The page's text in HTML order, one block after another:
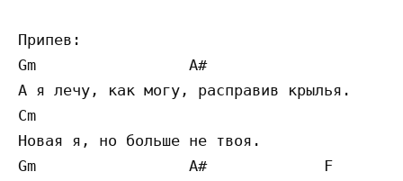
Припев:
Gm                 A#
А я лечу, как могу, расправив крылья.
Cm
Новая я, но больше не твоя.
Gm                 A#             F